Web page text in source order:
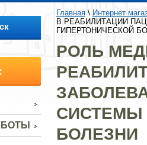
Главная \ Интернет
В РЕАБИЛИТАЦИИ
ГИПЕРТОНИЧЕСКОЙ
РОЛЬ
СИСТЕМЫ
БОЛЕЗНИ